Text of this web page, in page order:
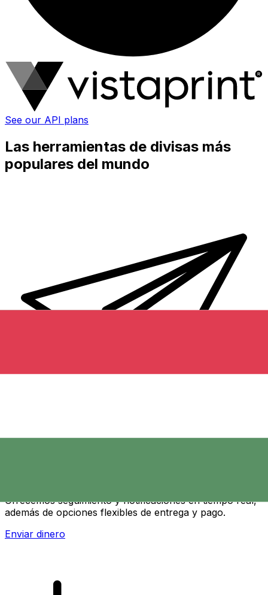
See our API plans
Las herramientas de divisas más
populares del mundo
Ofrecemos seguimiento y notificaciones en tiempo real,
además de opciones flexibles de entrega y pago.
Enviar dinero